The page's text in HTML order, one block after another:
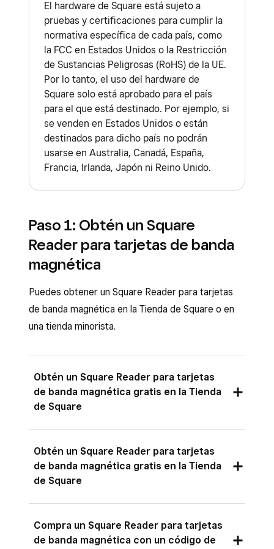
El hardware de Square está sujeto a
pruebas y certificaciones para cumplir la
normativa específica de cada país, como
la FCC en Estados Unidos o la Restricción
de Sustancias Peligrosas (RoHS) de la UE.
Por lo tanto, el uso del hardware de
Square solo está aprobado para el país
para el que está destinado. Por ejemplo, si
se venden en Estados Unidos o están
destinados para dicho país no podrán
usarse en Australia, Canadá, España,
Francia, Irlanda, Japón ni Reino Unido.
Paso 1: Obtén un Square
Reader para tarjetas de banda
magnética
Puedes obtener un Square Reader para tarjetas
de banda magnética en la Tienda de Square o en
una tienda minorista.
Obtén un Square Reader para tarjetas
de banda magnética gratis en la Tienda
de Square
Inicia sesión en tu cuenta de Square en
laTienda de Square.
Haz clic en
para auriculares, Lightning o USB-C.
Obtén un Square Reader para tarjetas
de banda magnética gratis en la Tienda
de Square
Inicia sesión en tu cuenta de Square en
laTienda de Square.
Compra un Square Reader para tarjetas
de banda magnética con un código de